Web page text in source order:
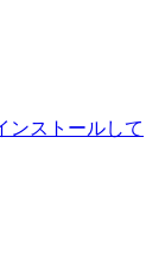
ンストールして